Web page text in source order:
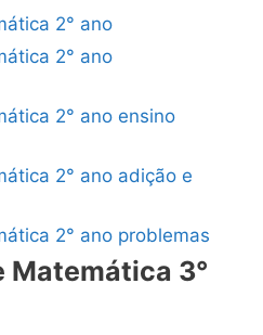
2° ano
2° ano
2° ano ensino
2° ano adição e
2° ano problemas
3°